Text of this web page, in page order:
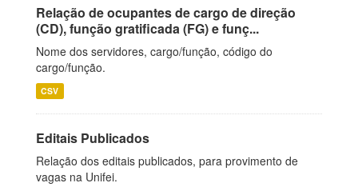
Relação de ocupantes de cargo de direção
(CD), função gratificada (FG) e funç...
Nome dos servidores, cargo/função, código do
cargo/função.
CSV
Editais Publicados
Relação dos editais publicados, para provimento de
vagas na Unifei.